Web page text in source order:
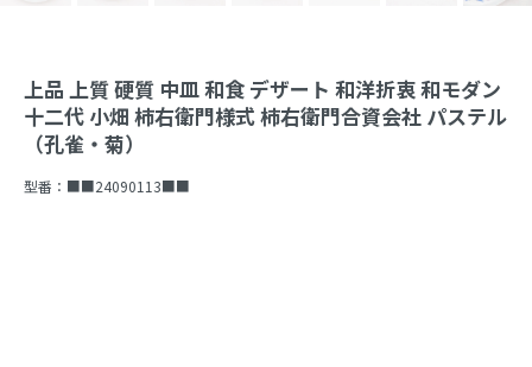
上品 上質 硬質 中皿 和食 デザート 和洋折衷 和モダン
十二代 小畑 柿右衛門様式 柿右衛門合資会社 パステル
（孔雀・菊）
型番： ■■24090113■■